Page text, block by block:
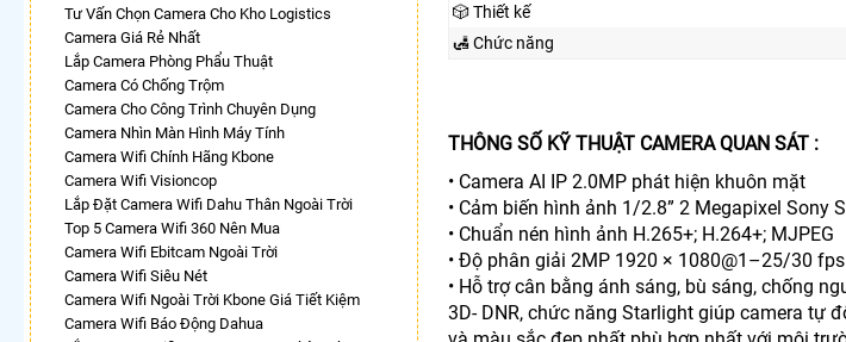
Tư Vấn Chọn Camera Cho Kho Logistics
Camera Giá Rẻ Nhất
Lắp Camera Phòng Phẩu Thuật
Camera Có Chống Trộm
Camera Cho Công Trình Chuyên Dụng
Camera Nhìn Màn Hình Máy Tính
Camera Wifi Chính Hãng Kbone
Camera Wifi Visioncop
Lắp Đặt Camera Wifi Dahu Thân Ngoài Trời
Top 5 Camera Wifi 360 Nên Mua
Camera Wifi Ebitcam Ngoài Trời
Camera Wifi Siêu Nét
Camera Wifi Ngoài Trời Kbone Giá Tiết Kiệm
Camera Wifi Báo Động Dahua
🎲 Thiết kế
🛃 Chức năng
THÔNG SỐ KỸ THUẬT CAMERA QUAN SÁT :
• Camera AI IP 2.0MP phát hiện khuôn mặt
• Cảm biến hình ảnh 1/2.8” 2 Megapixel Sony
• Chuẩn nén hình ảnh H.265+; H.264+; MJPEG
• Độ phân giải 2MP 1920 × 1080@1–25/30 fps
• Hỗ trợ cân bằng ánh sáng, bù sáng, chống
3D- DNR, chức năng Starlight giúp camera tự